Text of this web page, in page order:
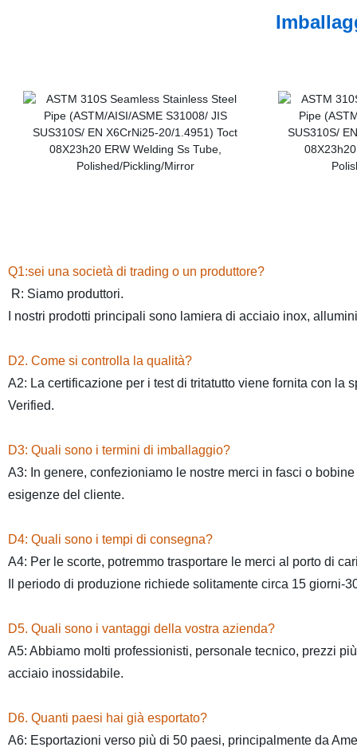
Q1:sei una società di trading o un produttore?
R: Siamo produttori.
I nostri prodotti principali sono lamiera di acciaio inox,
D2. Come si controlla la qualità?
A2: La certificazione per i test di tritatutto viene fornita con
Verified.
D3: Quali sono i termini di imballaggio?
A3: In genere, confezioniamo le nostre merci in fasci o
esigenze del cliente.
D4: Quali sono i tempi di consegna?
A4: Per le scorte, potremmo trasportare le merci al porto di
Il periodo di produzione richiede solitamente circa 15 giorni-
D5. Quali sono i vantaggi della vostra azienda?
A5: Abbiamo molti professionisti, personale tecnico, prezzi
acciaio inossidabile.
D6. Quanti paesi hai già esportato?
A6: Esportazioni verso più di 50 paesi, principalmente da